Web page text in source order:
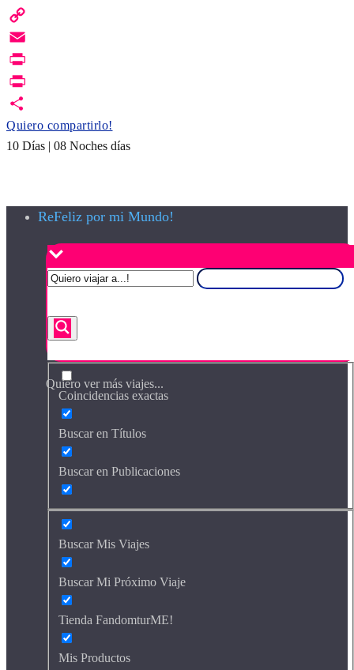
X
Copy
Link
Email
Print
PrintFriendly
Quiero compartirlo!
10 Días | 08 Noches días
ReFeliz por mi Mundo!
Quiero ver más viajes...
Coincidencias exactas
Buscar en Títulos
Buscar en Publicaciones
Buscar Mis Viajes
Buscar Mi Próximo Viaje
Tienda FandomturME!
Mis Productos